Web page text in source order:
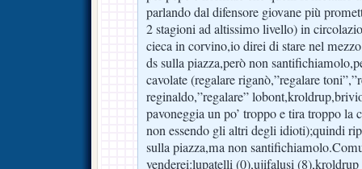
parlando dal difensore giovane più
2 stagioni ad altissimo livello) in
cieca in corvino,io direi di stare nel
ds sulla piazza,però non
cavolate (regalare riganò,”regalare
reginaldo,”regalare”
pavoneggia un po’ troppo e tira troppo la
non essendo gli altri degli idioti);quindi
sulla piazza,ma non
venderei:lupatelli (0),ujifalusi